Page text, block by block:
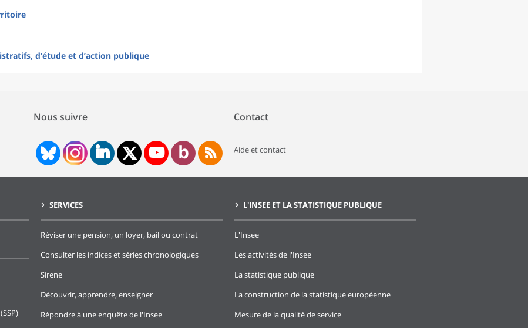
d’étude et d’action publique
Nous suivre Contact
Aide et contact
SERVICES
Réviser une pension, un loyer, bail ou contrat
Consulter les indices et séries chronologiques
Sirene
Découvrir, apprendre, enseigner
Répondre à une enquête de l'Insee
L'INSEE ET LA STATISTIQUE PUBLIQUE
L'Insee
Les activités de l'Insee
La statistique publique
La construction de la statistique européenne
Mesure de la qualité de service